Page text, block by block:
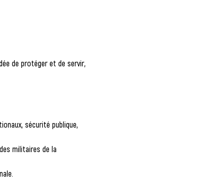
de protéger et de servir,
sécurité publique,
militaires de la